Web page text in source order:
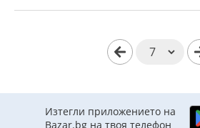
Изтегли приложението на
Bazar.bg на твоя телефон